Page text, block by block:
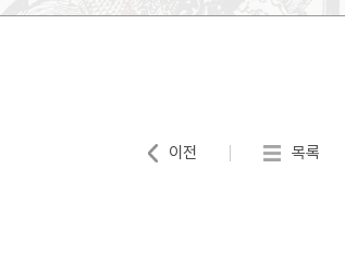
이전 목록